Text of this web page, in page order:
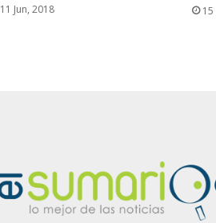
11 Jun, 2018 15